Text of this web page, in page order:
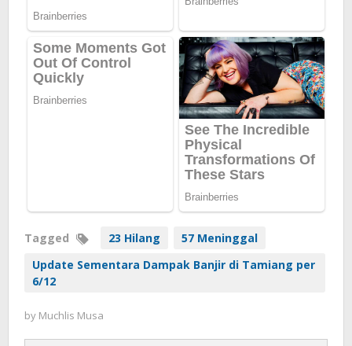
Tagged 23 Hilang
57 Meninggal
Update Sementara Dampak Banjir di Tamiang per
6/12
by Muchlis Musa